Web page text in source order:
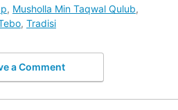
, Musholla Min Taqwal Qulub,
, Tradisi
a Comment